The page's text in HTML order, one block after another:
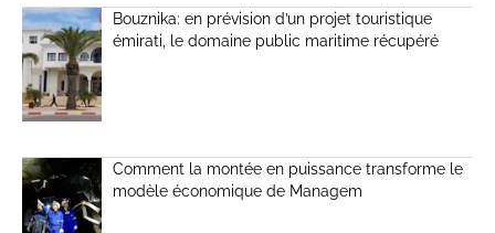
Bouznika: en prévision d’un projet touristique
émirati, le domaine public maritime récupéré
Comment la montée en puissance transforme le
modèle économique de Managem